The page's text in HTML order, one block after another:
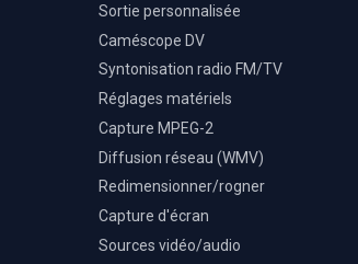
Visual Basic 6
Visual Studio
Sortie personnalisée
Caméscope DV
Syntonisation radio FM/TV
Réglages matériels
Capture MPEG-2
Diffusion réseau (WMV)
Redimensionner/rogner
Capture d'écran
Sources vidéo/audio